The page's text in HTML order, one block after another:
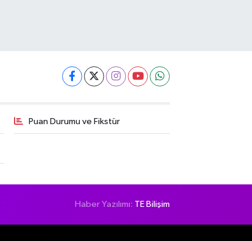
Puan Durumu ve Fikstür
Haber Yazılımı: TE Bilişim